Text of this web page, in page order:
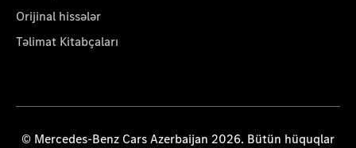
Orijinal hissələr
Təlimat Kitabçaları
© Mercedes-Benz Cars Azerbaijan 2026. Bütün hüquqlar